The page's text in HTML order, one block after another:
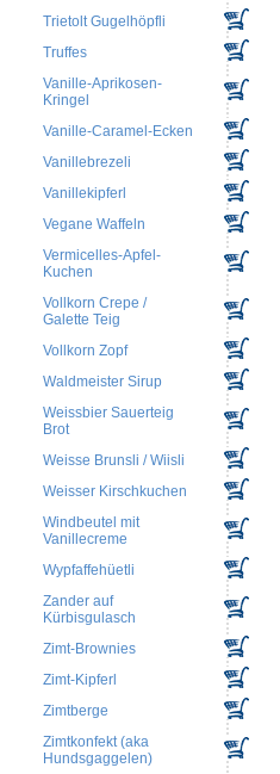
Trietolt Gugelhöpfli
Truffes
Vanille-Aprikosen-
Kringel
Vanille-Caramel-Ecken
Vanillebrezeli
Vanillekipferl
Vegane Waffeln
Vermicelles-Apfel-
Kuchen
Vollkorn Crepe /
Galette Teig
Vollkorn Zopf
Waldmeister Sirup
Weissbier Sauerteig
Brot
Weisse Brunsli / Wiisli
Weisser Kirschkuchen
Windbeutel mit
Vanillecreme
Wypfaffehüetli
Zander auf
Kürbisgulasch
Zimt-Brownies
Zimt-Kipferl
Zimtberge
Zimtkonfekt (aka
Hundsgaggelen)